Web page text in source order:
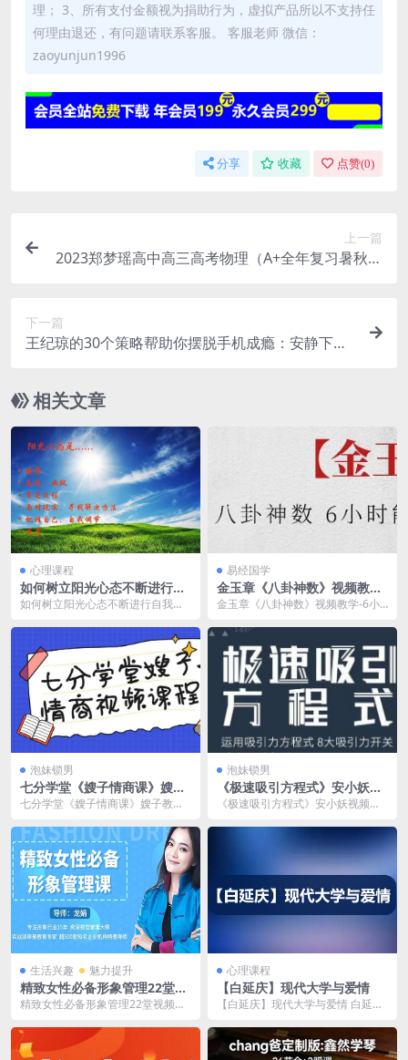
理； 3、所有支付金额视为捐助行为，虚拟产品所以不支持任
何理由退还，有问题请联系客服。 客服老师 微信：
zaoyunjun1996
分享 收藏 点赞(0)
上一篇
2023郑梦瑶高中高三高考物理（A+全年复习暑秋寒
下一篇
王纪琼的30个策略帮助你摆脱手机成瘾：安静下
相关文章
心理课程
如何树立阳光心态不断进行自
我激励获取成功
如何树立阳光心态不断进行自我激
我激励，是通往成功...
易经国学
金玉章《八卦神数》视频教学-
6小时能学会的占卜术
金玉章《八卦神数》视频教学-6小
《八卦神数》视频教...
泡妹锁男
七分学堂《嫂子情商课》嫂子
教你怎么跟女生约会
七分学堂《嫂子情商课》嫂子教你
子情商课》中，那位...
泡妹锁男
《极速吸引方程式》安小妖视
频讲座
《极速吸引方程式》安小妖视频讲
座，仿佛是一场知识...
生活兴趣 魅力提升
精致女性必备形象管理22堂视
频大课
精致女性必备形象管理22堂视频大
频盛宴，绽放你...
心理课程
【白延庆】现代大学与爱情
【白延庆】现代大学与爱情 白延
他的大学生活就像一幅...